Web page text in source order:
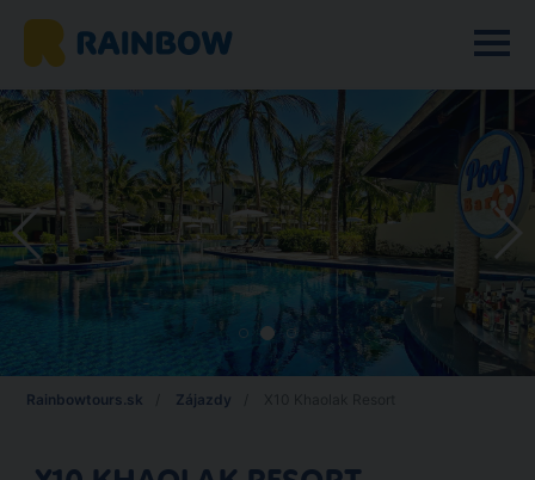
Rainbowtours.sk Zájazdy